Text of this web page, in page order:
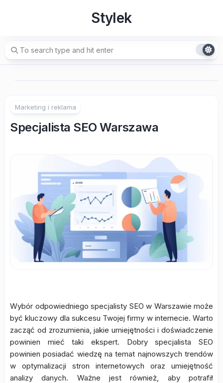
Stylek
Marketing i reklama
Specjalista SEO Warszawa
Wybór odpowiedniego specjalisty SEO w Warszawie może
być kluczowy dla sukcesu Twojej firmy w internecie. Warto
zacząć od zrozumienia, jakie umiejętności i doświadczenie
powinien mieć taki ekspert. Dobry specjalista SEO
powinien posiadać wiedzę na temat najnowszych trendów
w optymalizacji stron internetowych oraz umiejętność
analizy danych. Ważne jest również, aby potrafił